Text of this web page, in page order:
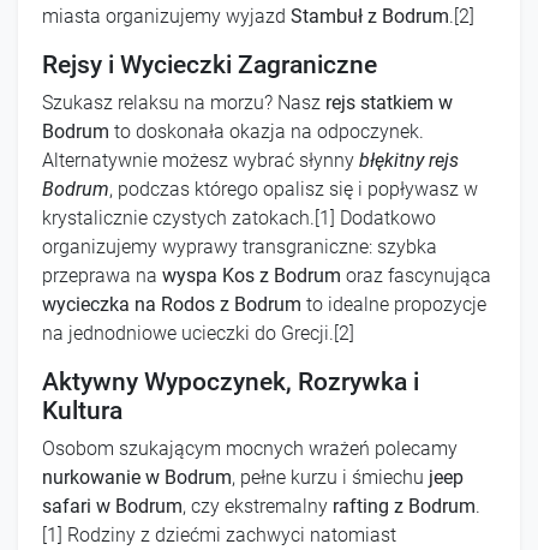
miasta organizujemy wyjazd Stambuł z Bodrum.[2]
Rejsy i Wycieczki Zagraniczne
Szukasz relaksu na morzu? Nasz rejs statkiem w
Bodrum to doskonała okazja na odpoczynek.
Alternatywnie możesz wybrać słynny błękitny rejs
Bodrum, podczas którego opalisz się i popływasz w
krystalicznie czystych zatokach.[1] Dodatkowo
organizujemy wyprawy transgraniczne: szybka
przeprawa na wyspa Kos z Bodrum oraz fascynująca
wycieczka na Rodos z Bodrum to idealne propozycje
na jednodniowe ucieczki do Grecji.[2]
Aktywny Wypoczynek, Rozrywka i
Kultura
Osobom szukającym mocnych wrażeń polecamy
nurkowanie w Bodrum, pełne kurzu i śmiechu jeep
safari w Bodrum, czy ekstremalny rafting z Bodrum.
[1] Rodziny z dziećmi zachwyci natomiast